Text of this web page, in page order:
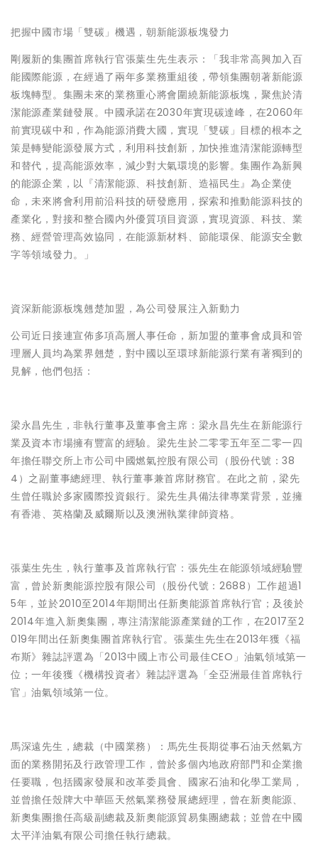
把握中國市場「雙碳」機遇，朝新能源板塊發力
剛履新的集團首席執行官張葉生先生表示：「我非常高興加入百
能國際能源，在經過了兩年多業務重組後，帶領集團朝著新能源
板塊轉型。集團未來的業務重心將會圍繞新能源板塊，聚焦於清
潔能源產業鏈發展。中國承諾在2030年實現碳達峰，在2060年
前實現碳中和，作為能源消費大國，實現「雙碳」目標的根本之
策是轉變能源發展方式，利用科技創新，加快推進清潔能源轉型
和替代，提高能源效率，減少對大氣環境的影響。集團作為新興
的能源企業，以『清潔能源、科技創新、造福民生』為企業使
命，未來將會利用前沿科技的研發應用，探索和推動能源科技的
產業化，對接和整合國內外優質項目資源，實現資源、科技、業
務、經營管理高效協同，在能源新材料、節能環保、能源安全數
字等領域發力。」
資深新能源板塊翹楚加盟，為公司發展注入新動力
公司近日接連宣佈多項高層人事任命，新加盟的董事會成員和管
理層人員均為業界翹楚，對中國以至環球新能源行業有著獨到的
見解，他們包括：
梁永昌先生，非執行董事及董事會主席 ：梁永昌先生在新能源行
業及資本市場擁有豐富的經驗。梁先生於二零零五年至二零一四
年擔任聯交所上市公司中國燃氣控股有限公司（股份代號：38
4）之副董事總經理、執行董事兼首席財務官。在此之前，梁先
生曾任職於多家國際投資銀行。梁先生具備法律專業背景，並擁
有香港、英格蘭及威爾斯以及澳洲執業律師資格。
張葉生先生，執行董事及首席執行官 ：張先生在能源領域經驗豐
富，曾於新奧能源控股有限公司（股份代號：2688）工作超過1
5年，並於2010至2014年期間出任新奧能源首席執行官；及後於
2014年進入新奧集團，專注清潔能源產業鏈的工作，在2017至2
019年間出任新奧集團首席執行官。張葉生先生在2013年獲《福
布斯》雜誌評選為「2013中國上市公司最佳CEO」油氣領域第一
位；一年後獲《機構投資者》雜誌評選為「全亞洲最佳首席執行
官」油氣領域第一位。
馬深遠先生，總裁（中國業務）
：馬先生長期從事石油天然氣方
面的業務開拓及行政管理工作，曾於多個內地政府部門和企業擔
任要職，包括國家發展和改革委員會、國家石油和化學工業局，
並曾擔任殼牌大中華區天然氣業務發展總經理，曾在新奧能源、
新奧集團擔任高級副總裁及新奧能源貿易集團總裁；並曾在中國
太平洋油氣有限公司擔任執行總裁。